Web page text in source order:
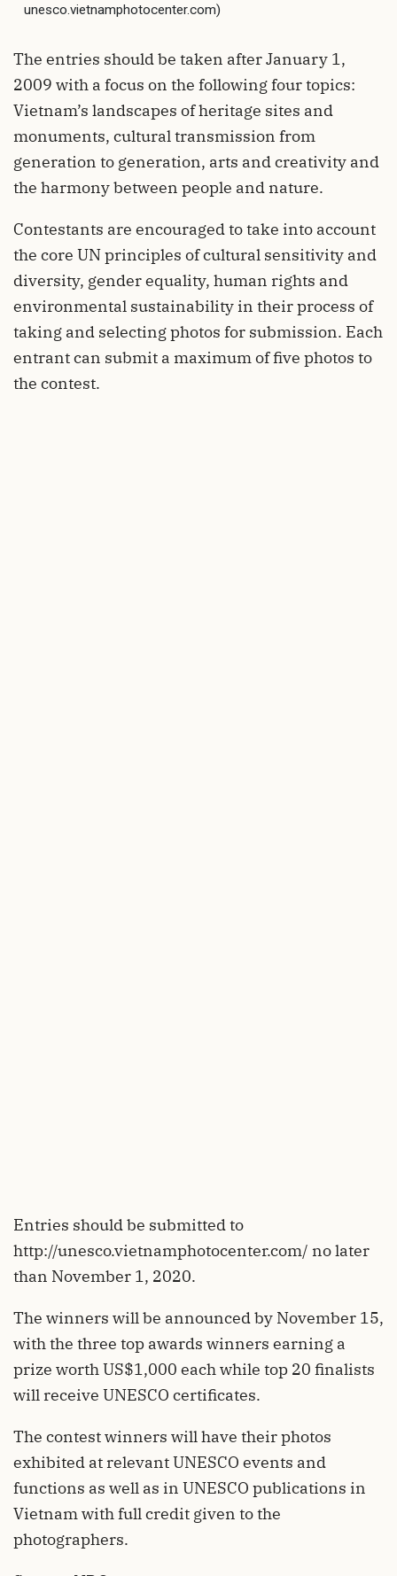
unesco.vietnamphotocenter.com)
The entries should be taken after January 1,
2009 with a focus on the following four topics:
Vietnam’s landscapes of heritage sites and
monuments, cultural transmission from
generation to generation, arts and creativity and
the harmony between people and nature.
Contestants are encouraged to take into account
the core UN principles of cultural sensitivity and
diversity, gender equality, human rights and
environmental sustainability in their process of
taking and selecting photos for submission. Each
entrant can submit a maximum of five photos to
the contest.
Entries should be submitted to
http://unesco.vietnamphotocenter.com/ no later
than November 1, 2020.
The winners will be announced by November 15,
with the three top awards winners earning a
prize worth US$1,000 each while top 20 finalists
will receive UNESCO certificates.
The contest winners will have their photos
exhibited at relevant UNESCO events and
functions as well as in UNESCO publications in
Vietnam with full credit given to the
photographers.